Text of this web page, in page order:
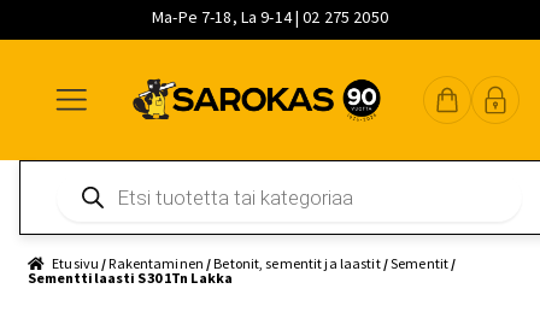
Ma-Pe 7-18, La 9-14 | 02 275 2050
navigointiin
sisältöön
pääsisältöön
search
Etusivu /Rakentaminen /Betonit, sementit ja laastit/Sementit /
Sementtilaasti S30 1Tn Lakka